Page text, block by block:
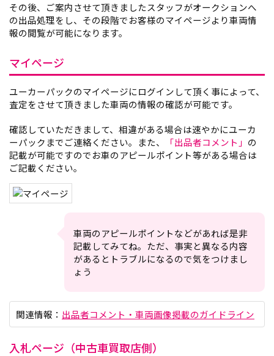
その後、ご案内させて頂きましたスタッフがオークションへ
の出品処理をし、その段階でお客様のマイページより車両情
報の閲覧が可能になります。
マイページ
ユーカーパックのマイページにログインして頂く事によって、
査定をさせて頂きました車両の情報の確認が可能です。
確認していただきまして、相違がある場合は速やかにユーカ
ーパックまでご連絡ください。また、
「出品者コメント」 の
記載が可能ですのでお車のアピールポイント等がある場合は
ご記載ください。
車両のアピールポイントなどがあれば是非
記載してみてね。ただ、事実と異なる内容
があるとトラブルになるので気をつけまし
ょう
関連情報： 出品者コメント・車両画像掲載のガイドライン
入札ページ（中古車買取店側）